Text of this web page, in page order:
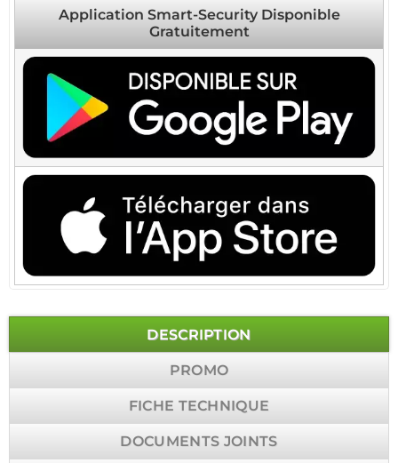
Application Smart-Security Disponible
Gratuitement
DESCRIPTION
PROMO
FICHE TECHNIQUE
DOCUMENTS JOINTS